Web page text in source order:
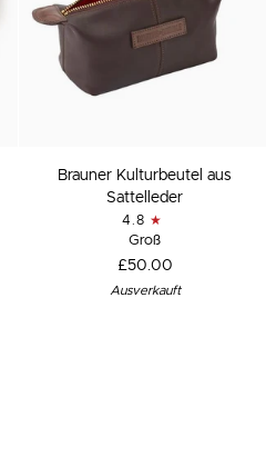
Brauner
Kulturbeutel
Brauner Kulturbeutel aus
Sattelleder
4.8
Groß
£50.00
Ausverkauft